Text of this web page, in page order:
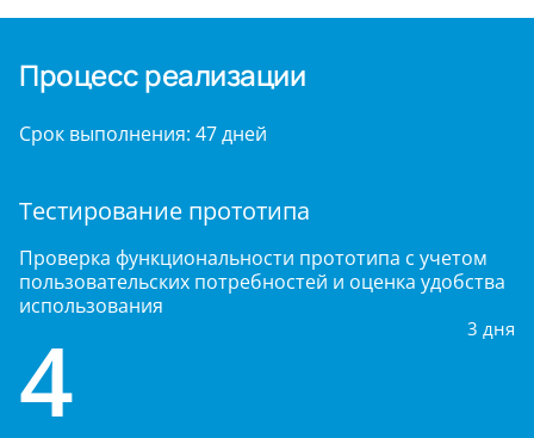
Процесс реализации
Срок выполнения: 47 дней
Разработка графики
Создание дизайна мобильного
учитывающего визуальные аспекты
гамма, шрифты, элементы управления) и
эргономику для обеспечения комфортного